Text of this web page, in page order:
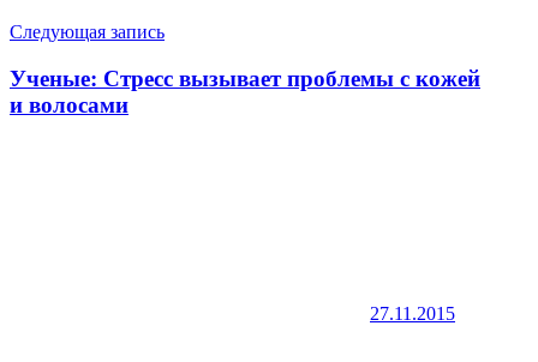
Следующая запись
Ученые: Стресс вызывает проблемы с кожей
и волосами
27.11.2015